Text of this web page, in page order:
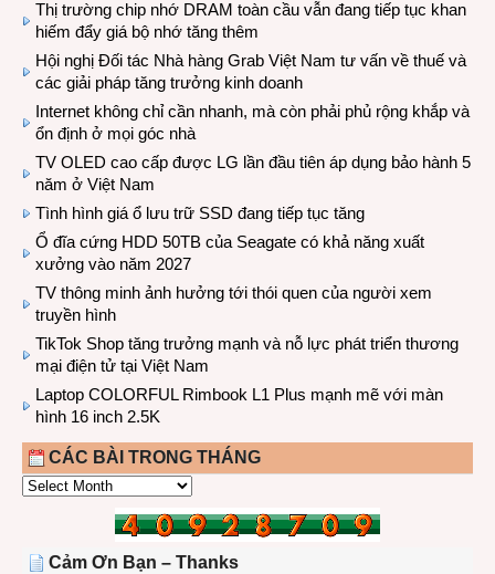
Thị trường chip nhớ DRAM toàn cầu vẫn đang tiếp tục khan
hiếm đẩy giá bộ nhớ tăng thêm
Hội nghị Đối tác Nhà hàng Grab Việt Nam tư vấn về thuế và
các giải pháp tăng trưởng kinh doanh
Internet không chỉ cần nhanh, mà còn phải phủ rộng khắp và
ổn định ở mọi góc nhà
TV OLED cao cấp được LG lần đầu tiên áp dụng bảo hành 5
năm ở Việt Nam
Tình hình giá ổ lưu trữ SSD đang tiếp tục tăng
Ổ đĩa cứng HDD 50TB của Seagate có khả năng xuất
xưởng vào năm 2027
TV thông minh ảnh hưởng tới thói quen của người xem
truyền hình
TikTok Shop tăng trưởng mạnh và nỗ lực phát triển thương
mại điện tử tại Việt Nam
Laptop COLORFUL Rimbook L1 Plus mạnh mẽ với màn
hình 16 inch 2.5K
CÁC BÀI TRONG THÁNG
CÁC
THÁNG
Cảm Ơn Bạn – Thanks